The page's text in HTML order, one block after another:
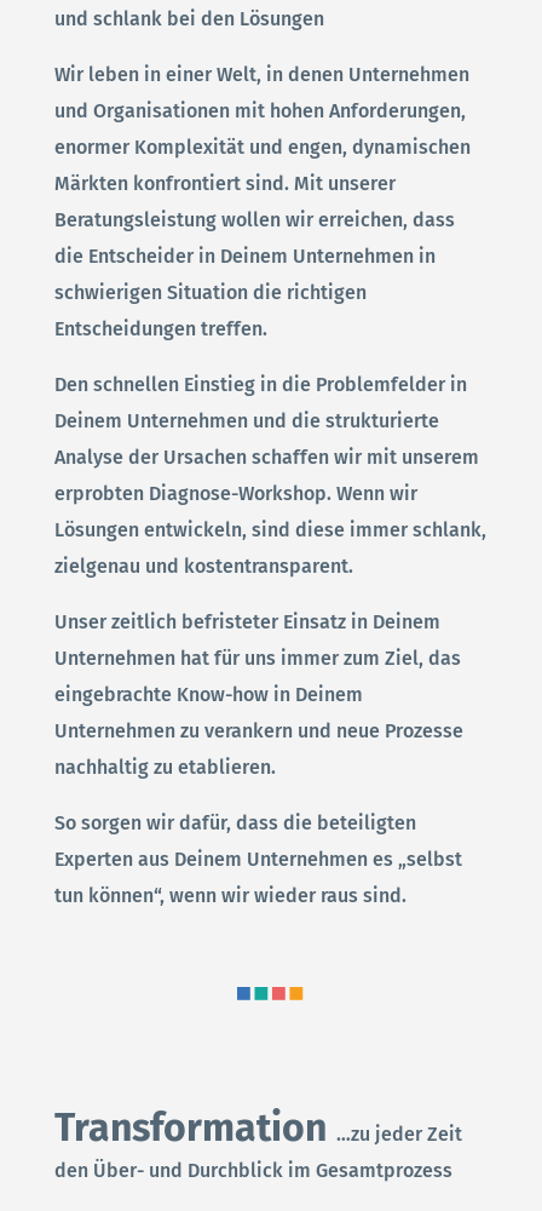
und schlank bei den Lösungen
Wir leben in einer Welt, in denen Unternehmen
und Organisationen mit hohen Anforderungen,
enormer Komplexität und engen, dynamischen
Märkten konfrontiert sind. Mit unserer
Beratungsleistung wollen wir erreichen, dass
die Entscheider in Deinem Unternehmen in
schwierigen Situation die richtigen
Entscheidungen treffen.
Den schnellen Einstieg in die Problemfelder in
Deinem Unternehmen und die strukturierte
Analyse der Ursachen schaffen wir mit unserem
erprobten Diagnose-Workshop. Wenn wir
Lösungen entwickeln, sind diese immer schlank,
zielgenau und kostentransparent.
Unser zeitlich befristeter Einsatz in Deinem
Unternehmen hat für uns immer zum Ziel, das
eingebrachte Know-how in Deinem
Unternehmen zu verankern und neue Prozesse
nachhaltig zu etablieren.
So sorgen wir dafür, dass die beteiligten
Experten aus Deinem Unternehmen es „selbst
tun können“, wenn wir wieder raus sind.
Transformation …zu jeder Zeit
den Über- und Durchblick im Gesamtprozess